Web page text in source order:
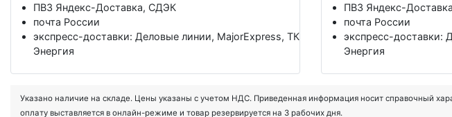
ПВЗ Яндекс-Доставка, СДЭК
почта России
экспресс-доставки: Деловые линии, MajorExpress, ТК
Энергия
ПВЗ Яндекс-
почта России
экспресс-доставки:
Энергия
Указано наличие на складе. Цены указаны с учетом НДС. Приведенная информация носит справочный
оплату выставляется в онлайн-режиме и товар резервируется на 3 рабочих дня.